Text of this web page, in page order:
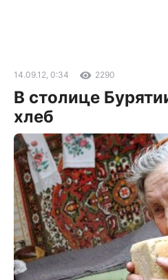
14.09.12, 0:34 2290
В столице
хлеб